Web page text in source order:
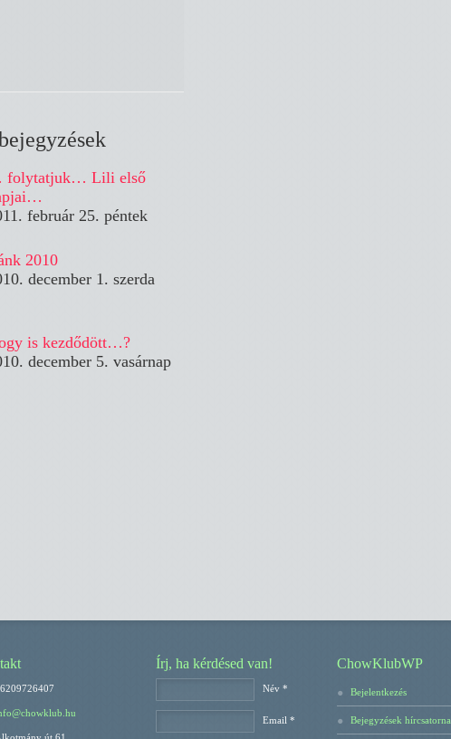
Lili első
február 25. péntek
2010
december 1. szerda
is kezdődött…?
december 5. vasárnap
Írj, ha kérdésed van!
Név *
Email *
ChowKlubWP
Bejelentkezés
Bejegyzések hírcsatorna